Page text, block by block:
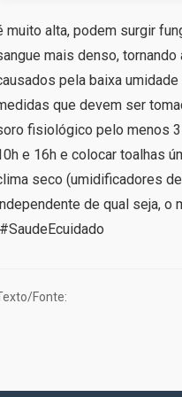
muito alta, podem surgir
mais denso,
pela baixa
que devem ser
fisiológico pelo menos
e 16h e colocar toalhas
seco (umidificadores
de qual seja,
#SaudeEcuidado
Fonte: